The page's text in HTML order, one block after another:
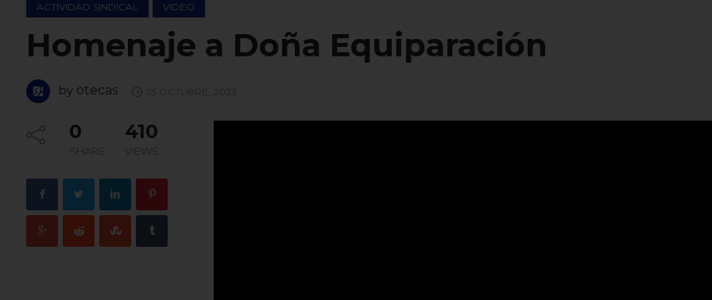
ACTIVIDAD SINDICAL VIDEO
Homenaje a Doña Equiparación
by otecas 25 OCTUBRE, 2023
0
SHARE
410
VIEWS